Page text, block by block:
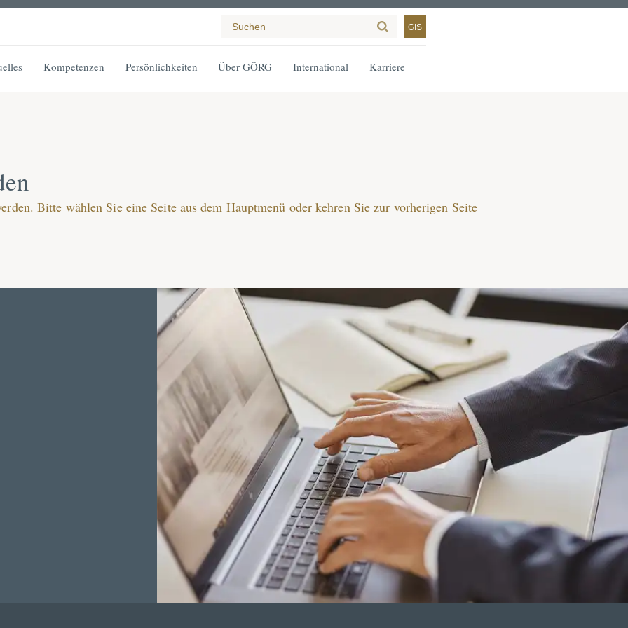
GIS
Kompetenzen Persönlichkeiten Über GÖRG International Karriere
Bitte wählen Sie eine Seite aus dem Hauptmenü oder kehren Sie zur vorherigen Seite